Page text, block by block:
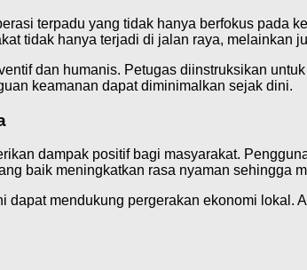
terpadu yang tidak hanya berfokus pada
tidak hanya terjadi di jalan raya, melainkan
dan humanis. Petugas diinstruksikan
keamanan dapat diminimalkan sejak dini.
dampak positif bagi masyarakat.
baik meningkatkan rasa nyaman sehingga
mendukung pergerakan ekonomi